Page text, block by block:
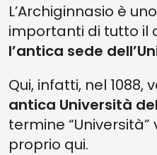
L’Archiginnasio è
importanti di tutto il
l’antica sede
Qui, infatti, nel 1088,
antica Università
termine
proprio qui.